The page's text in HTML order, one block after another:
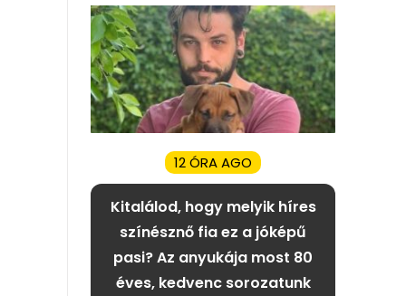
12 ÓRA AGO
Kitalálod, hogy melyik híres
színésznő fia ez a jóképű
pasi? Az anyukája most 80
éves, kedvenc sorozatunk